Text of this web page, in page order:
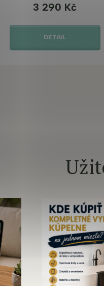
3 290 Kč
DETAIL